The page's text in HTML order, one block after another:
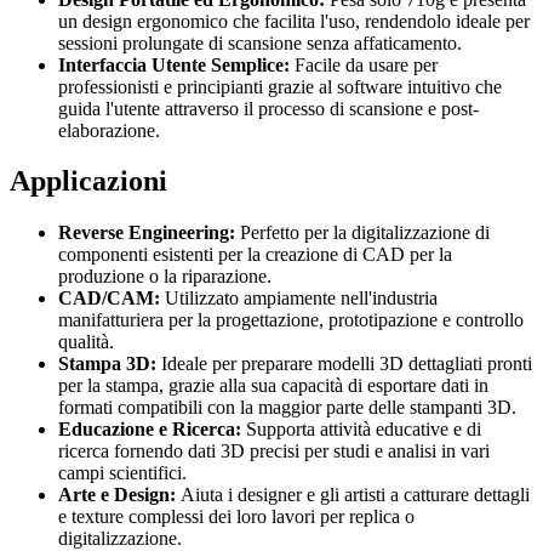
un design ergonomico che facilita l'uso, rendendolo ideale per
sessioni prolungate di scansione senza affaticamento.
Interfaccia Utente Semplice: Facile da usare per
professionisti e principianti grazie al software intuitivo che
guida l'utente attraverso il processo di scansione e post-
elaborazione.
Applicazioni
Reverse Engineering: Perfetto per la digitalizzazione di
componenti esistenti per la creazione di CAD per la
produzione o la riparazione.
CAD/CAM: Utilizzato ampiamente nell'industria
manifatturiera per la progettazione, prototipazione e controllo
qualità.
Stampa 3D: Ideale per preparare modelli 3D dettagliati pronti
per la stampa, grazie alla sua capacità di esportare dati in
formati compatibili con la maggior parte delle stampanti 3D.
Educazione e Ricerca: Supporta attività educative e di
ricerca fornendo dati 3D precisi per studi e analisi in vari
campi scientifici.
Arte e Design: Aiuta i designer e gli artisti a catturare dettagli
e texture complessi dei loro lavori per replica o
digitalizzazione.